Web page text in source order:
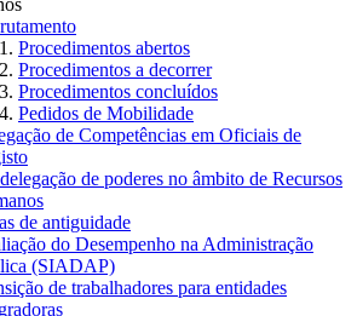
Procedimentos abertos
Procedimentos a decorrer
Procedimentos concluídos
Pedidos de Mobilidade
de Competências em Oficiais de
de poderes no âmbito de Recursos
de antiguidade
do Desempenho na Administração
(SIADAP)
de trabalhadores para entidades